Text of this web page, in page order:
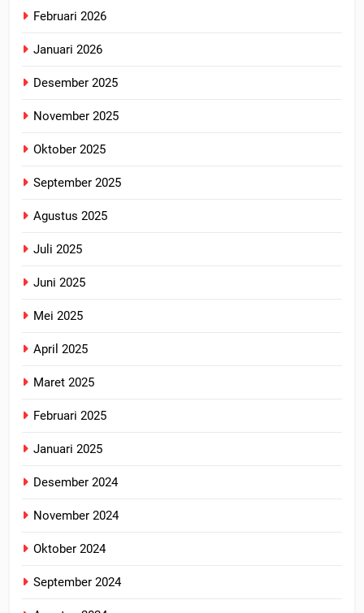
Februari 2026
Januari 2026
Desember 2025
November 2025
Oktober 2025
September 2025
Agustus 2025
Juli 2025
Juni 2025
Mei 2025
April 2025
Maret 2025
Februari 2025
Januari 2025
Desember 2024
November 2024
Oktober 2024
September 2024